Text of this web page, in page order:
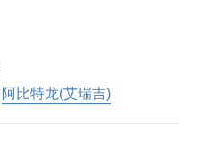
阿比特龙(艾瑞吉)